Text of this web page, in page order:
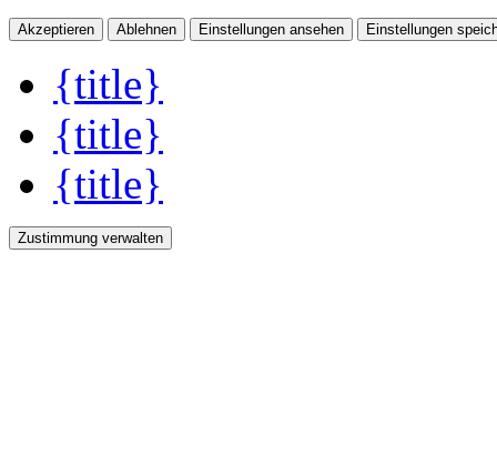
Akzeptieren Ablehnen Einstellungen ansehen Einstellungen
{title}
{title}
{title}
Zustimmung verwalten